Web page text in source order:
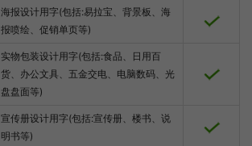
海报设计用字(包括:易拉宝、背景板、海
报喷绘、促销单页等)
实物包装设计用字(包括:食品、日用百
货、办公文具、五金交电、电脑数码、光
盘盘面等)
宣传册设计用字(包括:宣传册、楼书、说
明书等)